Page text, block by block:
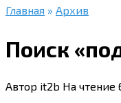
Главная » Архив
Поиск
Автор it2b На чтение